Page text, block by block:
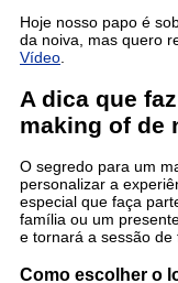
Hoje nosso papo é
da noiva, mas quero
Vídeo.
A dica que
making of de
O segredo para um
personalizar a
especial que faça
família ou um
e tornará a sessão de
Como escolher o